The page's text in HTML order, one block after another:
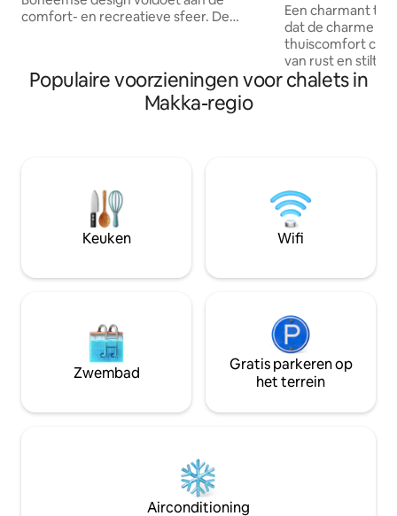
comfort- en recreatieve sfeer. De
een tweede rit van het chalet. Een
privézwembad met een elegante
uitzicht en ontspannen sfeer. Ideaal
voor gezinnen, koppels en kleine
verblijf in een rustige en privésfeer.
kamers) El Shati
Een charmant
dat de charme
thuiscomfort
van rust en stilte,
zee zachtjes op
zee. Ontspan in
waar de
combineert en
charmante
uitgerust met
vakantie
Populaire voorzieningen voor chalets in
Makka-regio
Keuken Wifi
Zwembad
Gratis parkeren op
het terrein
Airconditioning